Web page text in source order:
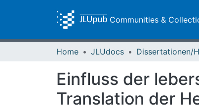
Communities &
Home JLUdocs
Einfluss der
Translation der